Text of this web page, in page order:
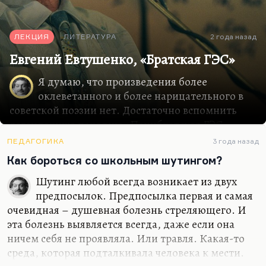
ЛЕКЦИЯ ЛИТЕРАТУРА 2 года назад
Евгений Евтушенко, «Братская ГЭС»
Я думаю, что произведения более
оклеветанного и более нарицательного в
советской поэзии нет. Достаточно вспомнить
легендарную пародию «Панибратская ГЭС»,
абсолютно точную, это из ранних текстов
Александра Иванова, тогда еще очень
ядовитого. Но нельзя не признать, что все
плохое, что сказано об этой поэме — оно, в
общем, верно. А хорошего в ней удивительно
мало, но то хорошее, то немногое хорошее, что
есть, оно, в конечном итоге, перевешивает.
Почему перевешивает? Это вот тот редкий
случай, когда произведение само по себе со
ПЕДАГОГИКА 3 года назад
Как бороться со школьным шутингом?
Шутинг любой всегда возникает из двух
предпосылок. Предпосылка первая и самая
очевидная – душевная болезнь стреляющего. И
эта болезнь выявляется всегда, даже если она
ничем себя не проявляла. Или травля. Какая-то
среда, которая подталкивала человека к мести.